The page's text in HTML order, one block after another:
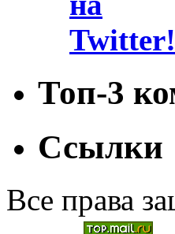
Топ-3
Ссылки
Все права